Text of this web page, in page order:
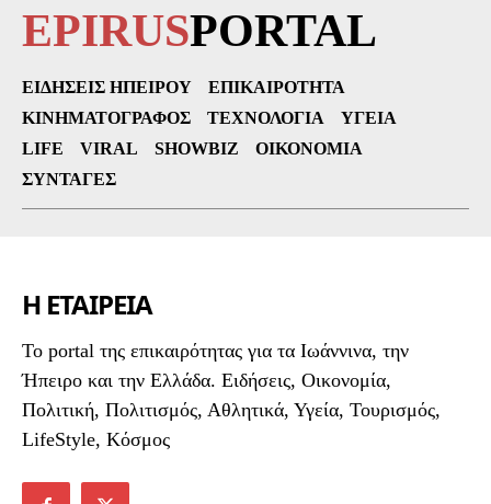
EPIRUSPORTAL
ΕΙΔΉΣΕΙΣ ΗΠΕΊΡΟΥ
ΕΠΙΚΑΙΡΌΤΗΤΑ
ΚΙΝΗΜΑΤΟΓΡΆΦΟΣ
ΤΕΧΝΟΛΟΓΊΑ
ΥΓΕΊΑ
LIFE
VIRAL SHOWBIZ
ΟΙΚΟΝΟΜΊΑ
ΣΥΝΤΑΓΈΣ
Η ΕΤΑΙΡΕΙΑ
To portal της επικαιρότητας για τα Ιωάννινα, την
Ήπειρο και την Ελλάδα. Ειδήσεις, Οικονομία,
Πολιτική, Πολιτισμός, Αθλητικά, Υγεία, Τουρισμός,
LifeStyle, Κόσμος